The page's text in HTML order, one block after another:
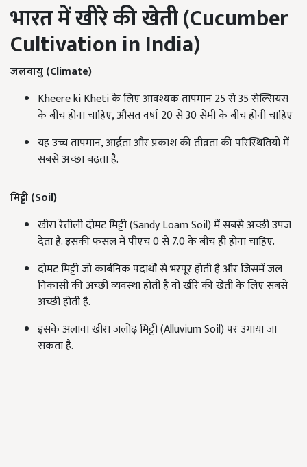
भारत में खीरे की खेती (Cucumber
Cultivation in India)
जलवायु (Climate)
Kheere ki Kheti के लिए आवश्यक तापमान 25 से 35 सेल्सियस
के बीच होना चाहिए, औसत वर्षा 20 से 30 सेमी के बीच होनी चाहिए
यह उच्च तापमान, आर्द्रता और प्रकाश की तीव्रता की परिस्थितियों में
सबसे अच्छा बढ़ता है.
मिट्टी (Soil)
खीरा रेतीली दोमट मिट्टी (Sandy Loam Soil) में सबसे अच्छी उपज
देता है. इसकी फसल में पीएच 0 से 7.0 के बीच ही होना चाहिए.
दोमट मिट्टी जो कार्बनिक पदार्थों से भरपूर होती है और जिसमें जल
निकासी की अच्छी व्यवस्था होती है वो खीरे की खेती के लिए सबसे
अच्छी होती है.
इसके अलावा खीरा जलोढ़ मिट्टी (Alluvium Soil) पर उगाया जा
सकता है.